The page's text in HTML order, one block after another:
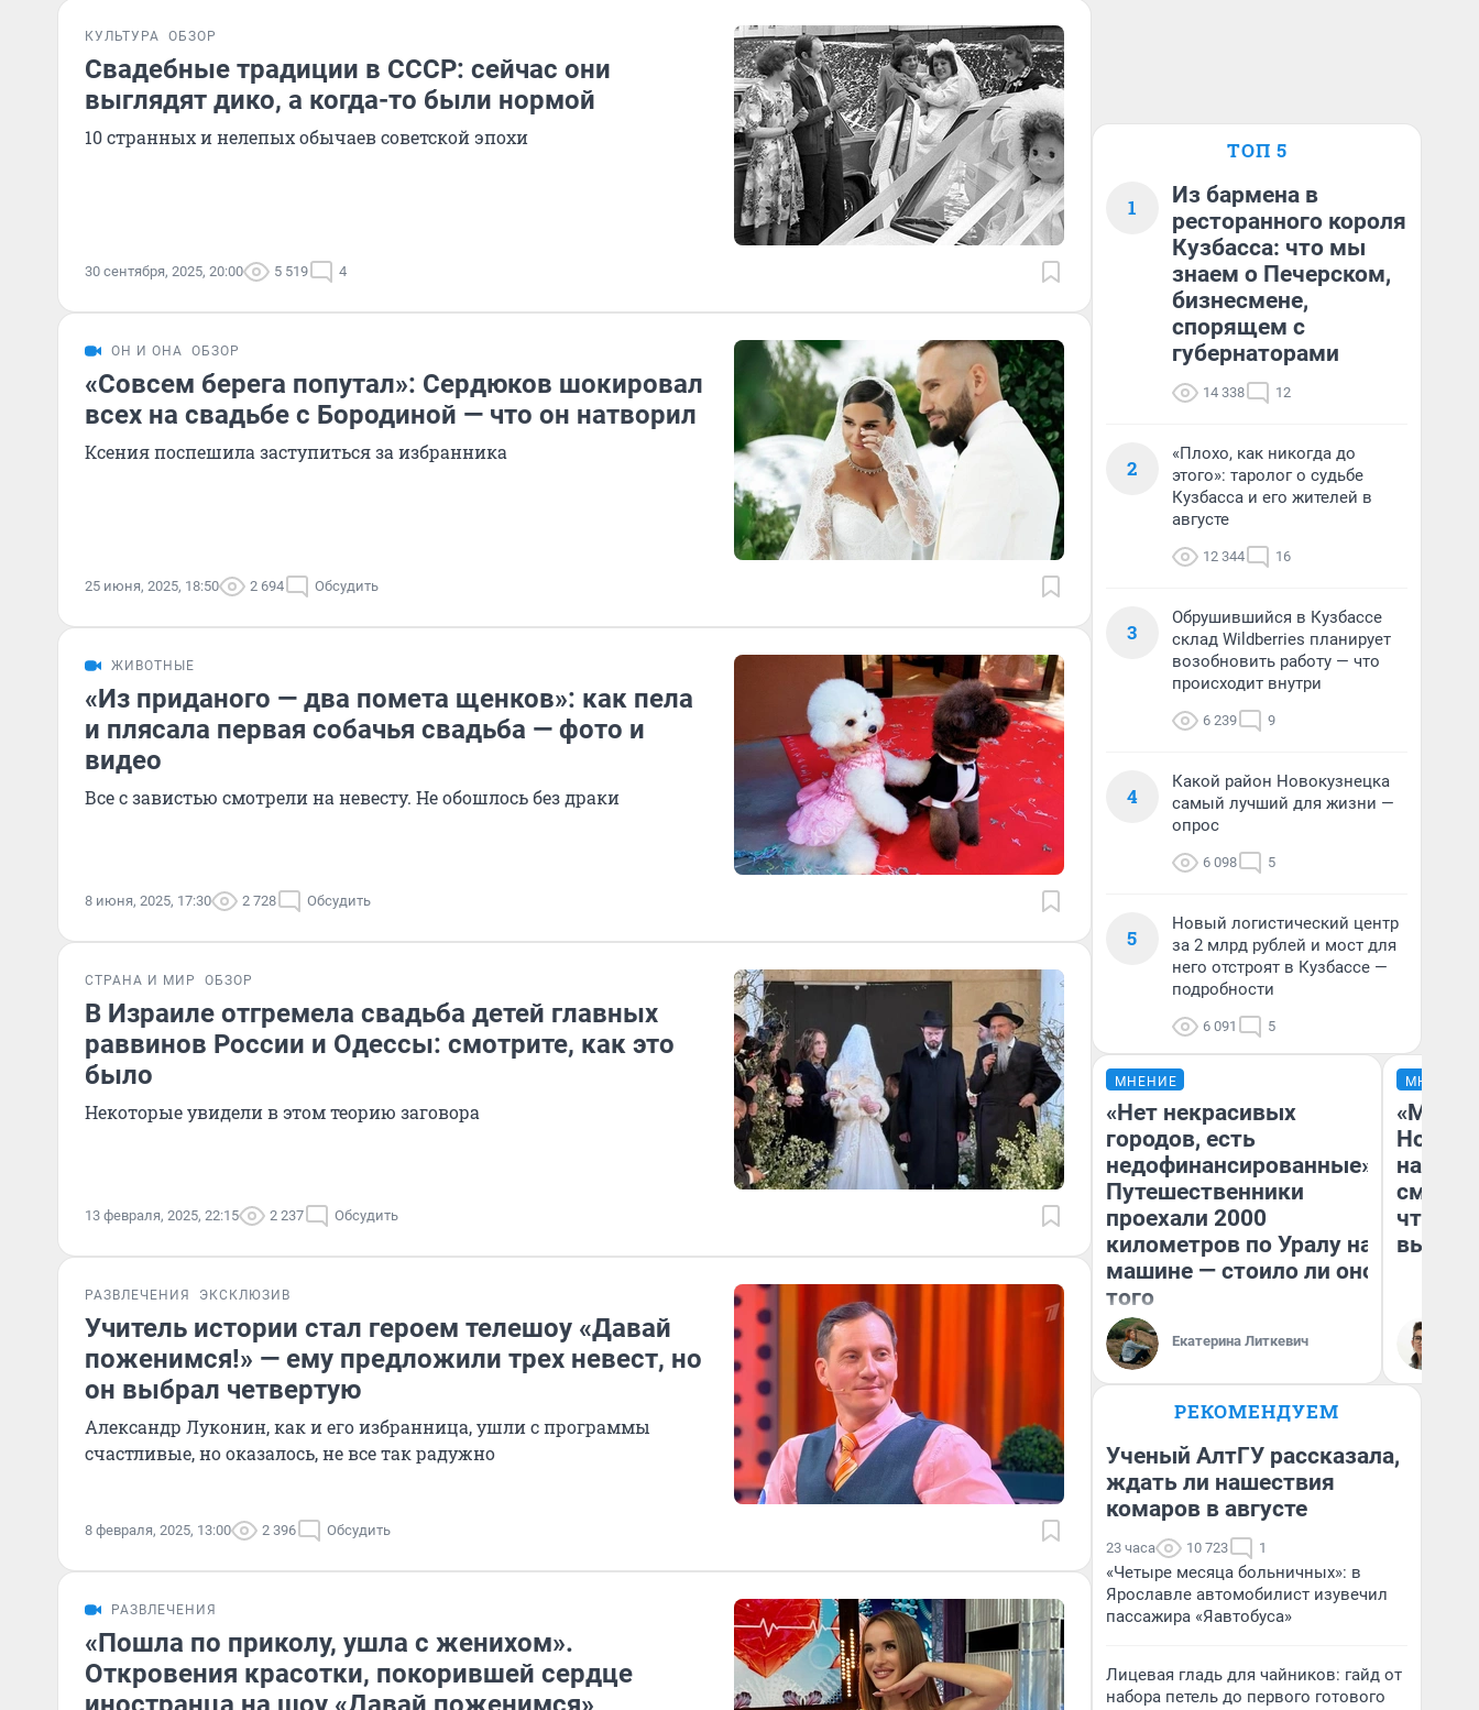
КУЛЬТУРА ОБЗОР
Свадебные традиции в СССР: сейчас они
выглядят дико, а когда-то были нормой
10 странных и нелепых обычаев советской эпохи
30 сентября, 2025, 20:00 5 519 4
ОН И ОНА ОБЗОР
«Совсем берега попутал»: Сердюков шокировал
всех на свадьбе с Бородиной — что он натворил
Ксения поспешила заступиться за избранника
25 июня, 2025, 18:50 2 694 Обсудить
ЖИВОТНЫЕ
«Из приданого — два помета щенков»: как пела
и плясала первая собачья свадьба — фото и
видео
Все с завистью смотрели на невесту. Не обошлось без драки
8 июня, 2025, 17:30 2 728 Обсудить
СТРАНА И МИР ОБЗОР
В Израиле отгремела свадьба детей главных
раввинов России и Одессы: смотрите, как это
было
Некоторые увидели в этом теорию заговора
13 февраля, 2025, 22:15 2 237 Обсудить
РАЗВЛЕЧЕНИЯ ЭКСКЛЮЗИВ
Учитель истории стал героем телешоу «Давай
поженимся!» — ему предложили трех невест, но
он выбрал четвертую
Александр Луконин, как и его избранница, ушли с программы
счастливые, но оказалось, не все так радужно
8 февраля, 2025, 13:00 2 396 Обсудить
РАЗВЛЕЧЕНИЯ
«Пошла по приколу, ушла с женихом».
Откровения красотки, покорившей сердце
ТОП 5
1
Из бармена в
ресторанного короля
Кузбасса: что мы
знаем о Печерском,
бизнесмене,
спорящем с
губернаторами
14 338 12
2
«Плохо, как никогда до
этого»: таролог о судьбе
Кузбасса и его жителей в
августе
12 344 16
3
Обрушившийся в Кузбассе
склад Wildberries планирует
возобновить работу — что
происходит внутри
6 239 9
4
Какой район Новокузнецка
самый лучший для жизни —
опрос
6 098 5
5
Новый логистический центр
за 2 млрд рублей и мост для
него отстроят в Кузбассе —
подробности
6 091 5
МНЕНИЕ
«Нет некрасивых
городов, есть
недофинансированные».
Путешественники
проехали 2000
километров по Уралу на
машине — стоило ли оно
того
Екатерина Литкевич
МНЕНИЕ
«Мы
чтобы
РЕКОМЕНДУЕМ
Ученый АлтГУ рассказала,
ждать ли нашествия
комаров в августе
23 часа 10 723 1
«Четыре месяца больничных»: в
Ярославле автомобилист изувечил
пассажира «Яавтобуса»
Лицевая гладь для чайников: гайд от
набора петель до первого готового